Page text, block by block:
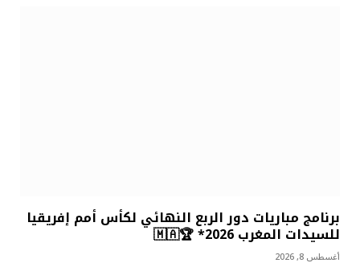
برنامج مباريات دور الربع النهائي لكأس أمم إفريقيا
للسيدات المغرب 2026* 🏆🇲🇦
أغسطس 8, 2026